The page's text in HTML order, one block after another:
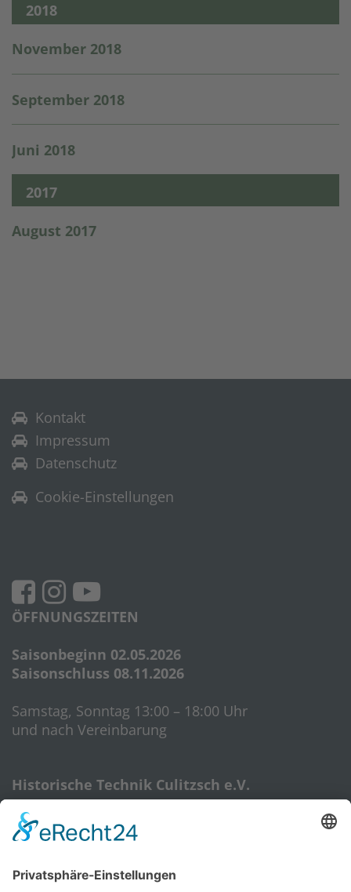
2018
November 2018
September 2018
Juni 2018
2017
August 2017
Kontakt
Impressum
Datenschutz
Cookie-Einstellungen
ÖFFNUNGSZEITEN
Saisonbeginn 02.05.2026
Saisonschluss 08.11.2026
Samstag, Sonntag 13:00 – 18:00 Uhr
und nach Vereinbarung
Historische Technik Culitzsch e.V.
08112 Wilkau-Haßlau‎
E-Mail:
htcverein@gmail.com